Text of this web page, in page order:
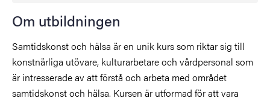
Om utbildningen
Samtidskonst och hälsa är en unik kurs som riktar sig till
konstnärliga utövare, kulturarbetare och vårdpersonal som
är intresserade av att förstå och arbeta med området
samtidskonst och hälsa. Kursen är utformad för att vara